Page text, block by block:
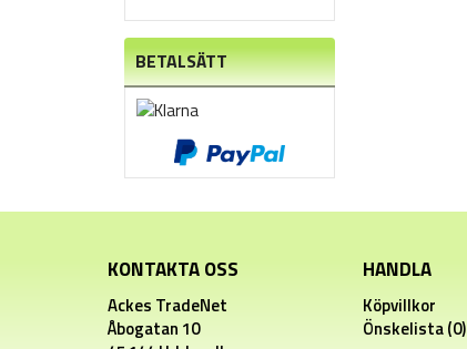
BETALSÄTT
KONTAKTA OSS
Ackes TradeNet
Åbogatan 10
HANDLA
Köpvillkor
Önskelista (0)